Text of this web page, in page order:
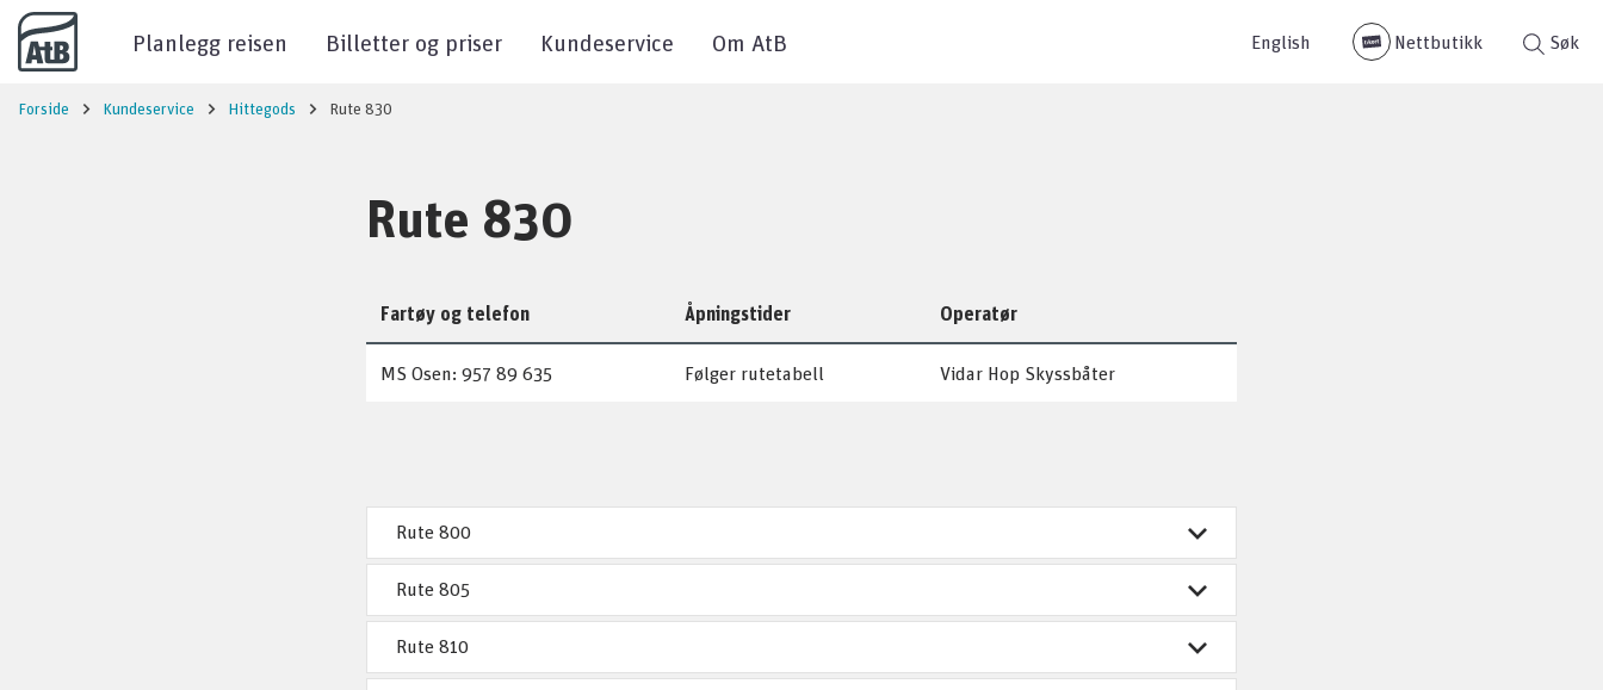
Til innhold
Planlegg reisen Billetter og priser Kundeservice Om AtB English Nettbutikk Søk
Forside Kundeservice Hittegods Rute 830
Rute 830
Fartøy og telefon Åpningstider Operatør
MS Osen: 957 89 635 Følger rutetabell Vidar Hop Skyssbåter
Rute 800
Rute 805
Rute 810